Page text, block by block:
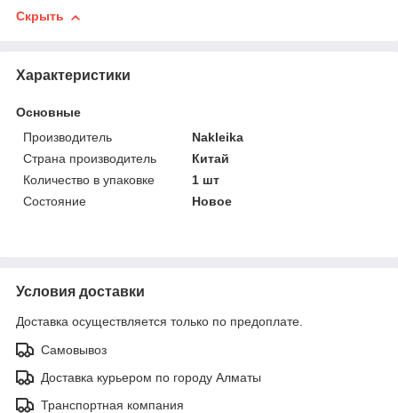
Скрыть
Характеристики
Основные
Производитель
Nakleika
Страна производитель
Китай
Количество в упаковке
1 шт
Состояние
Новое
Условия доставки
Доставка осуществляется только по предоплате.
Самовывоз
Доставка курьером по городу Алматы
Транспортная компания